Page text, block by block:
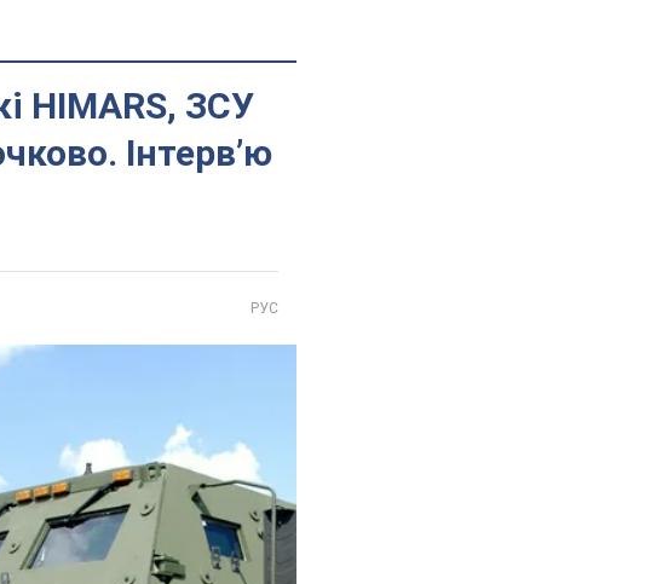
HIMARS, ЗСУ
Інтерв’ю
РУС